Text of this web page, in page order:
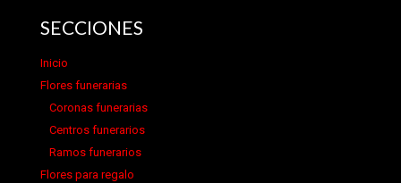
SECCIONES
Inicio
Flores funerarias
Coronas funerarias
Centros funerarios
Ramos funerarios
Flores para regalo